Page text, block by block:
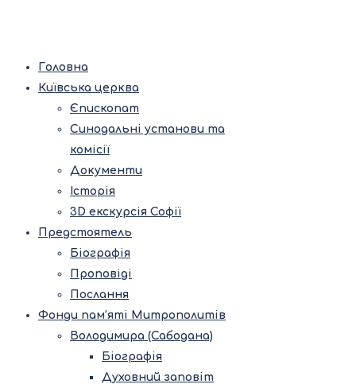
Головна
Київська церква
Єпископат
Синодальні установи та
комісії
Документи
Історія
3D екскурсія Софії
Предстоятель
Біографія
Проповіді
Послання
Фонди пам’яті Митрополитів
Володимира (Сабодана)
Біографія
Духовний заповіт